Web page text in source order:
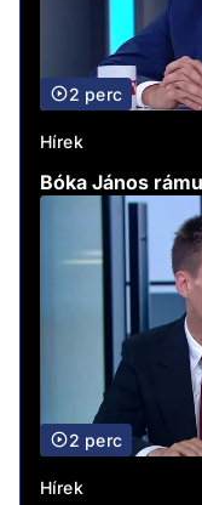
2 perc
Hírek
Bóka János
2 perc
Hírek